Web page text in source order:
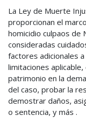
La Ley de Muerte
proporcionan el
homicidio culpaos de
consideradas
factores adicionales
limitaciones
patrimonio en la
del caso, probar la
demostrar daños,
o sentencia, y más .